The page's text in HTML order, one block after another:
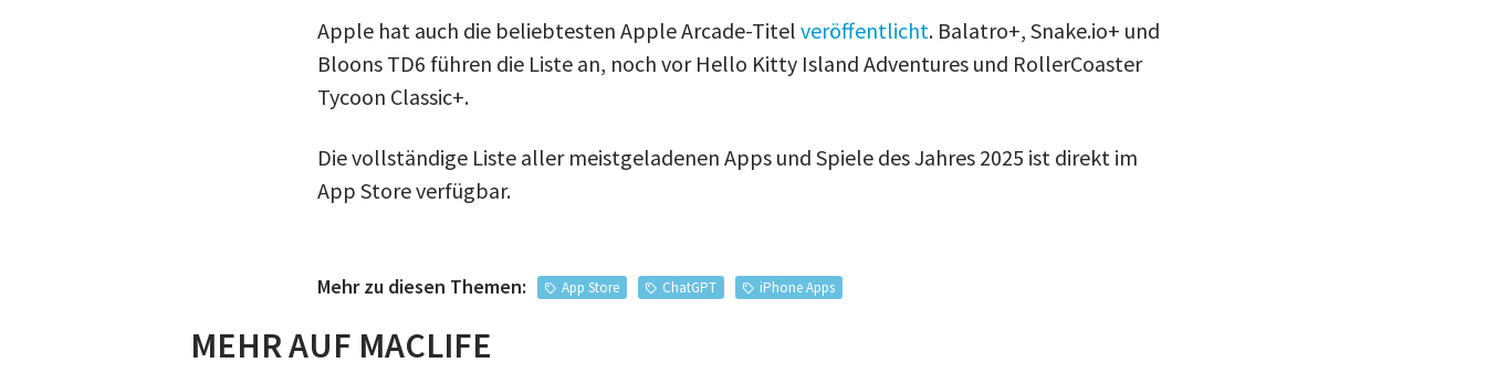
Apple hat auch die beliebtesten Apple Arcade-Titel veröffentlicht. Balatro+, Snake.io+ und
Bloons TD6 führen die Liste an, noch vor Hello Kitty Island Adventures und RollerCoaster
Tycoon Classic+.
Die vollständige Liste aller meistgeladenen Apps und Spiele des Jahres 2025 ist direkt im
App Store verfügbar.
Mehr zu diesen Themen: App Store ChatGPT iPhone Apps
MEHR AUF MACLIFE